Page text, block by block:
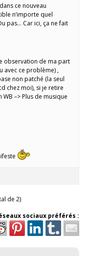
ce nouveau
n’importe quel
pas… Car ici, ça ne fait
observation de ma part
avec ce problème) ,
non patché (la seul
chez moi), si je retire
–> Plus de musique
de 2)
sociaux préférés :